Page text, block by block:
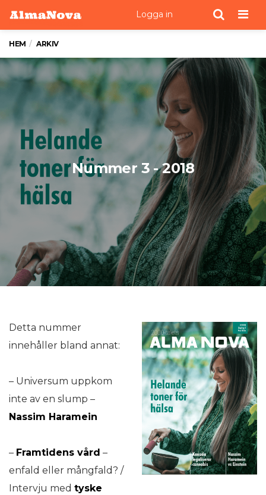
Logga in
HEM ARKIV
Nummer 3 - 2018
Detta nummer
innehåller bland annat:
– Universum uppkom
inte av en slump –
Nassim Haramein
– Framtidens vård –
enfald eller mångfald? /
Intervju med tyske